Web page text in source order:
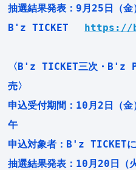
抽選結果発表：9月25日（金
B'z TICKET https://
〈B'z TICKET三次・B'z
売〉
申込受付期間：10月2日（
午
申込対象者：B'z TICKET
抽選結果発表：10月20日（